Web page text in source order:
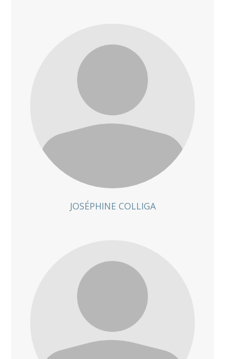
JOSÉPHINE COLLIGA